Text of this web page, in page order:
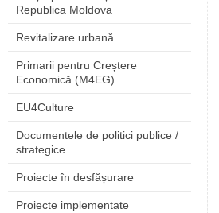
Republica Moldova
Revitalizare urbană
Primarii pentru Creștere
Economică (M4EG)
EU4Culture
Documentele de politici publice /
strategice
Proiecte în desfășurare
Proiecte implementate